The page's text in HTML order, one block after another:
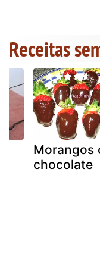
Receitas
Morangos
chocolate